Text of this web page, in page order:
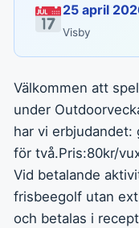
25 april
Visby
Välkommen att
under
har vi
för två.Pris:80kr/
Vid betalande
frisbeegolf utan
och betalas i